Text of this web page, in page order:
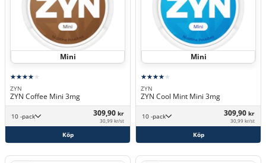
Mini
ZYN
ZYN Coffee Mini 3mg
10 -pack 309,90 kr
30,99 kr/st
Köp
Mini
ZYN
ZYN Cool Mint Mini 3mg
10 -pack 309,90 kr
30,99 kr/st
Köp